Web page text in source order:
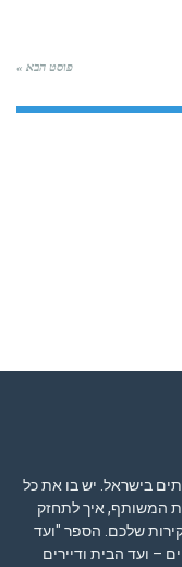
פוסט הבא »
בישראל. יש בו את כל
המשותף, איך לתחזק
שלכם. הספר "ועד
– ועד הבית ודיירים